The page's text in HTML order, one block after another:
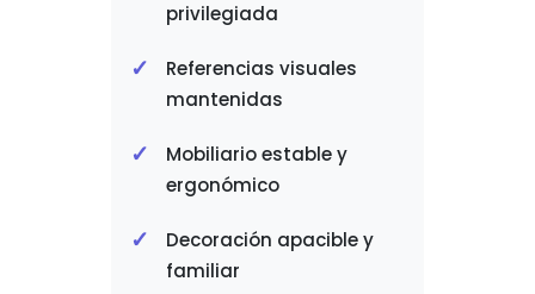
privilegiada
Referencias visuales
mantenidas
Mobiliario estable y
ergonómico
Decoración apacible y
familiar